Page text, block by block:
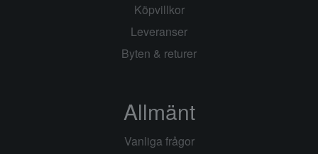
Köpvillkor
Leveranser
Byten & returer
Allmänt
Vanliga frågor